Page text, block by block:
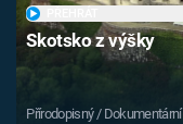
Skotsko z výšky
Přírodopisný / Dokumentární